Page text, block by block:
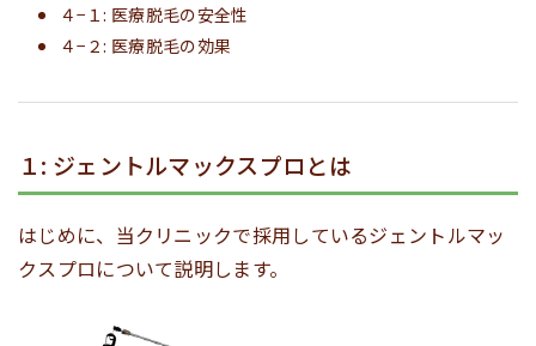
４−１: 医療脱毛の安全性
４−２: 医療脱毛の効果
１: ジェントルマックスプロとは
はじめに、当クリニックで採用しているジェントルマッ
クスプロについて説明します。